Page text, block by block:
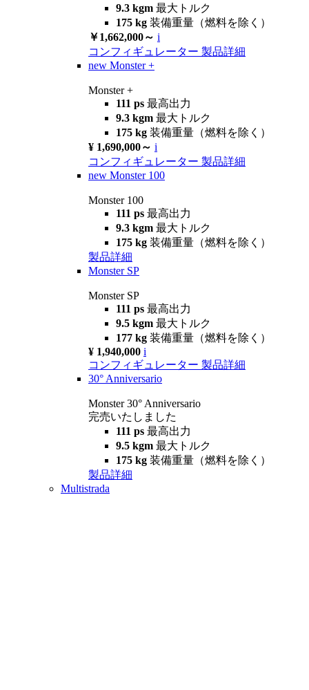
9.3 kgm 最大トルク
175 kg 装備重量（燃料を除く）
￥1,662,000～ i
コンフィギュレーター 製品詳細
new Monster +
Monster +
111 ps 最高出力
9.3 kgm 最大トルク
175 kg 装備重量（燃料を除く）
¥ 1,690,000～ i
コンフィギュレーター 製品詳細
new Monster 100
Monster 100
111 ps 最高出力
9.3 kgm 最大トルク
175 kg 装備重量（燃料を除く）
製品詳細
Monster SP
Monster SP
111 ps 最高出力
9.5 kgm 最大トルク
177 kg 装備重量（燃料を除く）
¥ 1,940,000 i
コンフィギュレーター 製品詳細
30° Anniversario
Monster 30° Anniversario
完売いたしました
111 ps 最高出力
9.5 kgm 最大トルク
175 kg 装備重量（燃料を除く）
製品詳細
Multistrada